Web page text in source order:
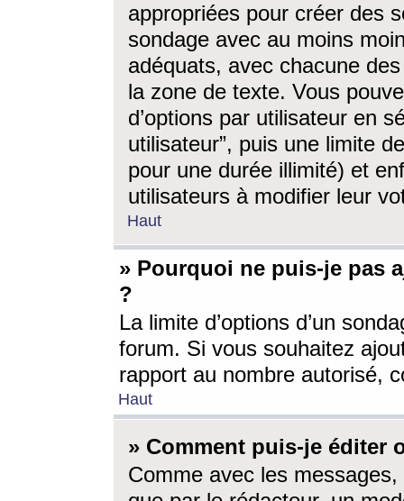
appropriées pour créer des
sondage avec au moins
adéquats, avec chacune
la zone de texte. Vous
d’options par utilisateur en
utilisateur”, puis une limite
pour une durée illimité) et
utilisateurs à modifier leur
Haut
» Pourquoi ne puis-je pas
?
La limite d’options d’un
forum. Si vous souhaitez
rapport au nombre autorisé,
Haut
» Comment puis-je éditer
Comme avec les